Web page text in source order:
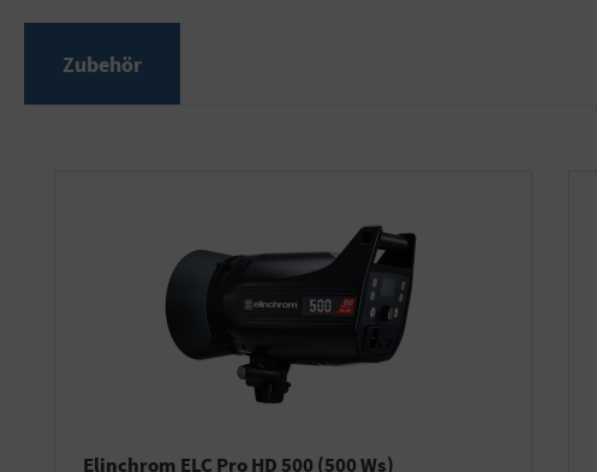
Zubehör
Elinchrom ELC Pro HD 500 (500 Ws)